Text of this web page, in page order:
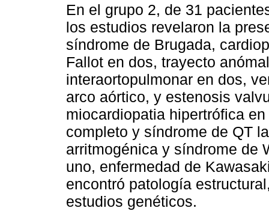
En el grupo 2, de 31
los estudios revelaron la
síndrome de Brugada,
Fallot en dos, trayecto
interaortopulmonar en dos,
arco aórtico, y estenosis
miocardiopatia hipertrófica
completo y síndrome de QT
arritmogénica y síndrome de
uno, enfermedad de
encontró patología
estudios genéticos.